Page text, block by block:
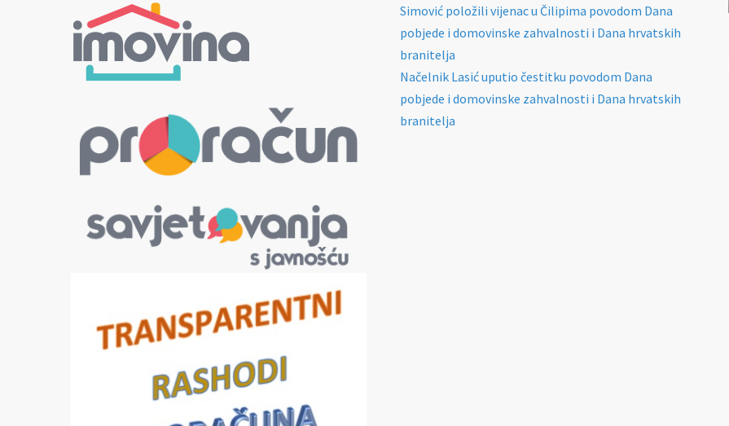
Simović položili vijenac u Čilipima povodom Dana
pobjede i domovinske zahvalnosti i Dana hrvatskih
branitelja
Načelnik Lasić uputio čestitku povodom Dana
pobjede i domovinske zahvalnosti i Dana hrvatskih
branitelja